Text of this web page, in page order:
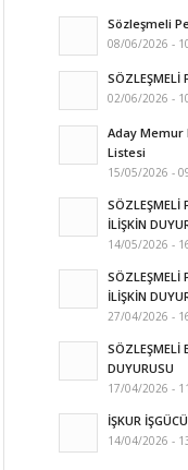
Sözleşmeli
08/06/2026 -
SÖZLEŞMELİ
02/06/2026 -
Aday Memur
Listesi
15/05/2026 -
SÖZLEŞMELİ
İLİŞKİN
14/05/2026 -
SÖZLEŞMELİ
İLİŞKİN
27/04/2026 -
SÖZLEŞMELİ
DUYURUSU
17/04/2026 -
İŞKUR
14/04/2026 -